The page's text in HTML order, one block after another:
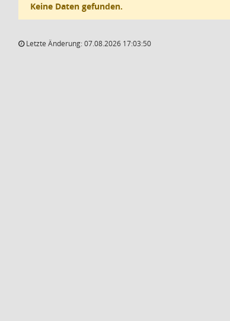
Keine Daten gefunden.
Letzte Änderung: 07.08.2026 17:03:50